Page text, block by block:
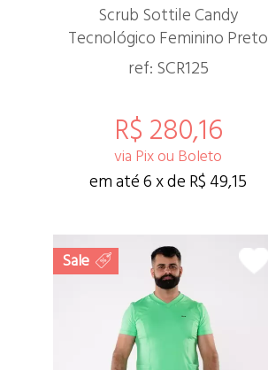
Scrub Sottile Candy
Tecnológico Feminino Preto
ref: SCR125
R$ 280,16
via Pix ou Boleto
em até 6 x de R$ 49,15
Sale